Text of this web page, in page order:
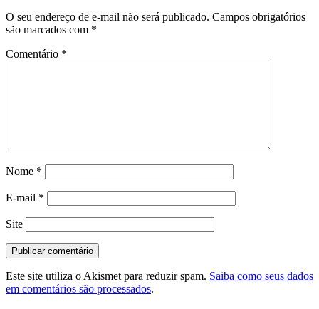
O seu endereço de e-mail não será publicado. Campos obrigatórios
são marcados com *
Comentário *
Nome *
E-mail *
Site
Este site utiliza o Akismet para reduzir spam. Saiba como seus dados
em comentários são processados.